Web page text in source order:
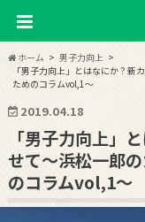
ホーム
男子力向上
「男子力向上」とはなにか？新
ためのコラムvol,1〜
2019.04.18
「男子力向上」
せて〜浜松一郎
のコラムvol,1〜